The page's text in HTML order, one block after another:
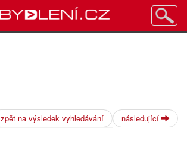
zpět na výsledek vyhledávání následující